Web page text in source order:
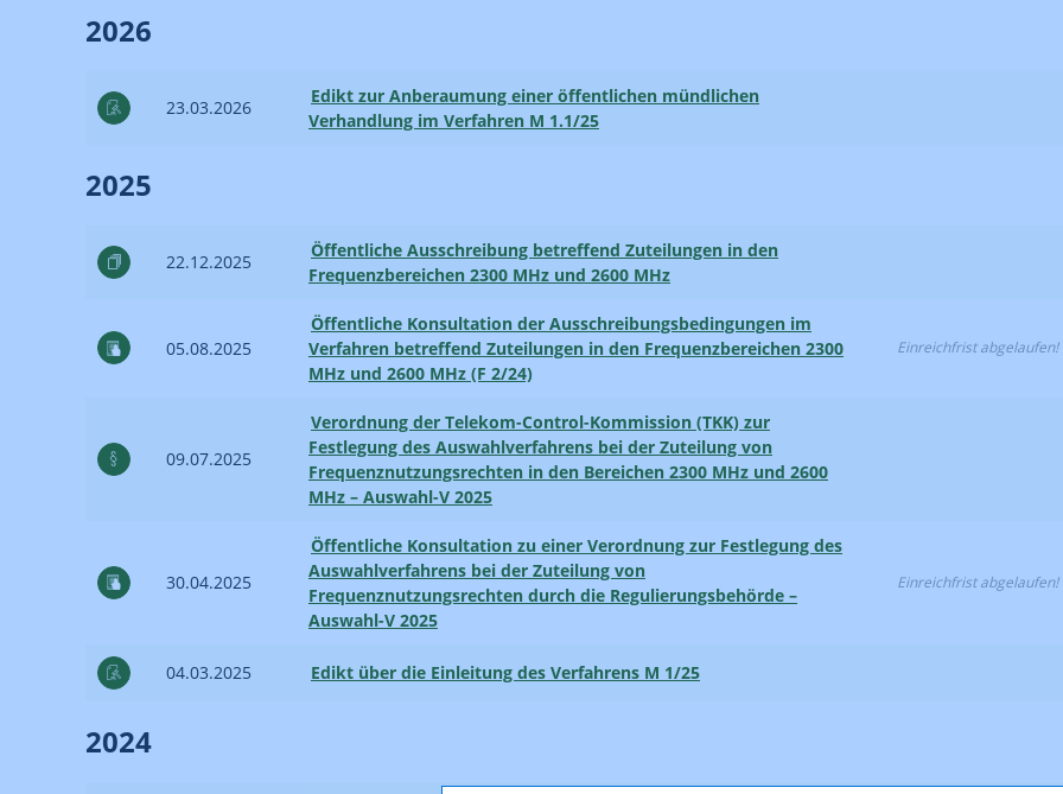
2026
23.03.2026
Edikt zur Anberaumung einer öffentlichen mündlichen
Verhandlung im Verfahren M 1.1/25
2025
22.12.2025
Öffentliche Ausschreibung betreffend Zuteilungen in den
Frequenz­bereichen 2300 MHz und 2600 MHz
05.08.2025
Öffentliche Konsultation der Ausschreibungs­bedingungen im
Verfahren betreffend Zuteilungen in den Frequenz­bereichen 2300
MHz und 2600 MHz (F 2/24)
Einreichfrist abgelaufen!
09.07.2025
Verordnung der Telekom-Control-Kommission (TKK) zur
Festlegung des Auswahl­verfahrens bei der Zuteilung von
Frequenz­nutzungs­rechten in den Bereichen 2300 MHz und 2600
MHz – Auswahl-V 2025
30.04.2025
Öffentliche Konsultation zu einer Verordnung zur Festlegung des
Auswahlverfahrens bei der Zuteilung von
Frequenznutzungsrechten durch die Regulierungsbehörde –
Auswahl-V 2025
Einreichfrist abgelaufen!
04.03.2025 Edikt über die Einleitung des Verfahrens M 1/25
2024